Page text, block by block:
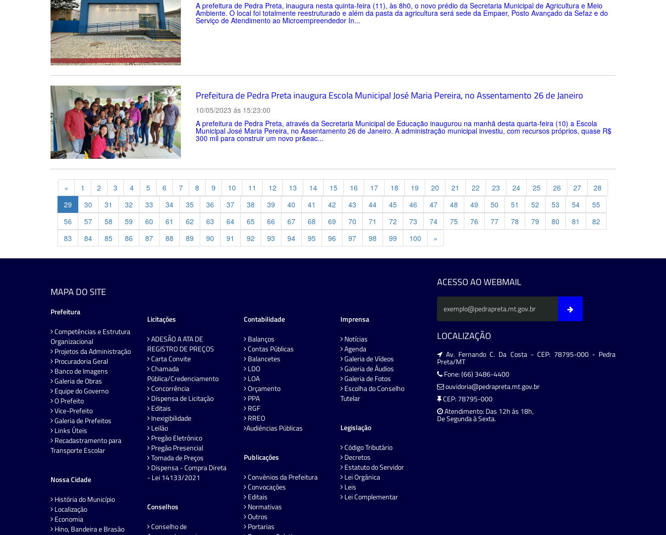
A prefeitura de Pedra Preta, inaugura nesta quinta-feira (11), às 8h0, o novo prédio da Secretaria Municipal de Agricultura e Meio
Ambiente. O local foi totalmente reestruturado e além da pasta da agricultura será sede da Empaer, Posto Avançado da Sefaz e do
Serviço de Atendimento ao Microempreendedor In...
Prefeitura de Pedra Preta inaugura Escola Municipal José Maria Pereira, no Assentamento 26 de Janeiro
10/05/2023 ás 15:23:00
A prefeitura de Pedra Preta, através da Secretaria Municipal de Educação inaugurou na manhã desta quarta-feira (10) a Escola
Municipal José Maria Pereira, no Assentamento 26 de Janeiro. A administração municipal investiu, com recursos próprios, quase R$
300 mil para construir um novo pr&eac...
« Previous
1 2 3 4 5 6 7 8 9 10 11 12 13 14 15 16 17 18 19 20 21 22 23 24 25 26 27
28
29
30 31 32 33 34 35 36 37 38 39 40 41 42 43 44 45 46 47 48 49 50 51 52 53 54
55
56
57 58 59 60 61 62 63 64 65 66 67 68 69 70 71 72 73 74 75 76 77 78 79 80 81
82
83
84 85 86 87 88 89 90 91 92 93 94 95 96 97 98 99 100 »
MAPA DO SITE
Prefeitura
Competências e Estrutura
Organizacional
Projetos da Administração
Procuradoria Geral
Banco de Imagens
Galeria de Obras
Equipe do Governo
O Prefeito
Vice-Prefeito
Galeria de Prefeitos
Links Úteis
Recadastramento para
Transporte Escolar
Nossa Cidade
História do Município
Localização
Economia
Hino, Bandeira e Brasão
Licitações
ADESÃO A ATA DE
REGISTRO DE PREÇOS
Carta Convite
Chamada
Pública/Credenciamento
Concorrência
Dispensa de Licitação
Editais
Inexigibilidade
Leilão
Pregão Eletrônico
Pregão Presencial
Tomada de Preços
Dispensa - Compra Direta
- Lei 14133/2021
Conselhos
Conselho de
Contabilidade
Balanços
Contas Públicas
Balancetes
LDO
LOA
Orçamento
PPA
RGF
RREO
Audiências Públicas
Publicações
Convênios da Prefeitura
Convocações
Editais
Normativas
Outros
Portarias
Imprensa
Notícias
Agenda
Galeria de Vídeos
Galeria de Áudios
Galeria de Fotos
Escolha do Conselho
Tutelar
Legislação
Código Tributário
Decretos
Estatuto do Servidor
Lei Orgânica
Leis
Lei Complementar
ACESSO AO WEBMAIL
LOCALIZAÇÃO
Av. Fernando C. Da Costa - CEP: 78795-000 - Pedra
Preta/MT
Fone: (66) 3486-4400
ouvidoria@pedrapreta.mt.gov.br
CEP: 78795-000
Atendimento: Das 12h às 18h,
De Segunda à Sexta.